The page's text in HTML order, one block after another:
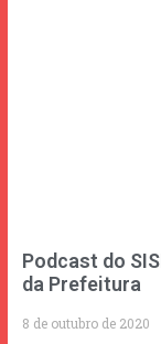
Podcast do
da Prefeitura
8 de outubro de 2020